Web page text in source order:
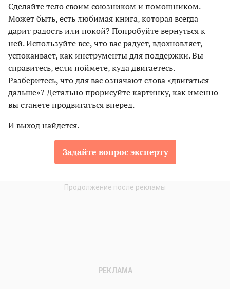
Сделайте тело своим союзником и помощником.
Может быть, есть любимая книга, которая всегда
дарит радость или покой? Попробуйте вернуться к
ней. Используйте все, что вас радует, вдохновляет,
успокаивает, как инструменты для поддержки. Вы
справитесь, если поймете, куда двигаетесь.
Разберитесь, что для вас означают слова «двигаться
дальше»? Детально прорисуйте картинку, как именно
вы станете продвигаться вперед.
И выход найдется.
Задайте вопрос эксперту